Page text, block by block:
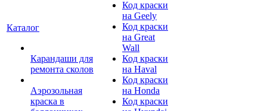
Каталог
Карандаши для
ремонта сколов
Аэрозольная
краска в
Код краски
на Geely
Код краски
на Great
Wall
Код краски
на Haval
Код краски
на Honda
Код краски